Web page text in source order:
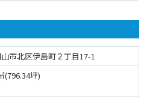
市北区伊島町２丁目17-1
(796.34坪)